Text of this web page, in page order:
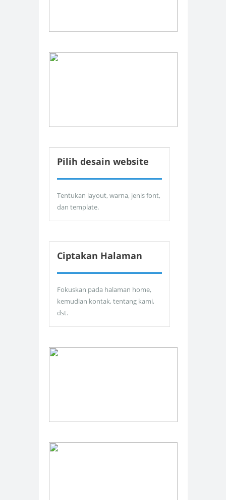
Pilih desain website
Tentukan layout, warna, jenis font,
dan template.
Ciptakan Halaman
Fokuskan pada halaman home,
kemudian kontak, tentang kami,
dst.